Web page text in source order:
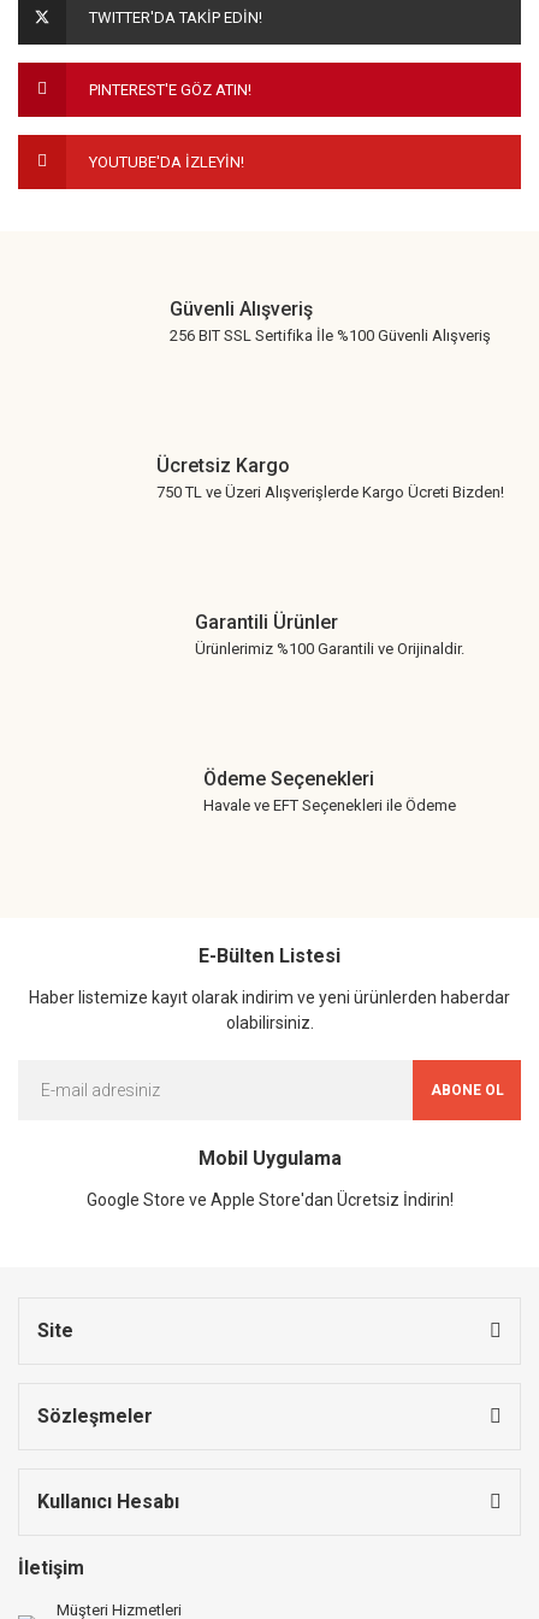
Ürün fiyatı diğer sitelerden daha pahalı.
Bu ürüne benzer farklı alternatifler olmalı.
TWITTER'DA TAKİP EDİN!
PINTEREST'E GÖZ ATIN!
YOUTUBE'DA İZLEYİN!
Güvenli Alışveriş
256 BIT SSL Sertifika İle %100 Güvenli Alışveriş
Ücretsiz Kargo
750 TL ve Üzeri Alışverişlerde Kargo Ücreti Bizden!
Garantili Ürünler
Ürünlerimiz %100 Garantili ve Orijinaldir.
Ödeme Seçenekleri
Havale ve EFT Seçenekleri ile Ödeme
E-Bülten Listesi
Haber listemize kayıt olarak indirim ve yeni ürünlerden haberdar
olabilirsiniz.
ABONE OL
Mobil Uygulama
Google Store ve Apple Store'dan Ücretsiz İndirin!
Site
Sözleşmeler
Kullanıcı Hesabı
İletişim
Müşteri Hizmetleri